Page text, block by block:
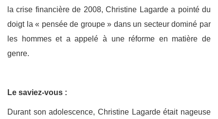
la crise financière de 2008, Christine Lagarde a pointé du
doigt la « pensée de groupe » dans un secteur dominé par
les hommes et a appelé à une réforme en matière de
genre.
Le saviez-vous :
Durant son adolescence, Christine Lagarde était nageuse